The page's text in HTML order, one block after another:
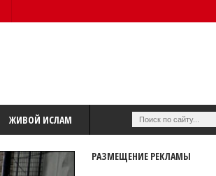
ЖИВОЙ ИСЛАМ
РАЗМЕЩЕНИЕ РЕКЛАМЫ